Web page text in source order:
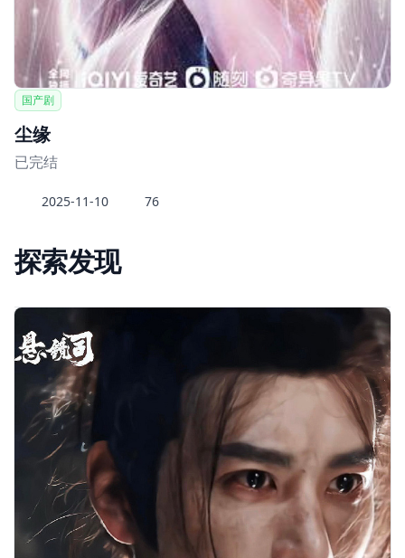
国产剧
尘缘
已完结
2025-11-10 76
探索发现